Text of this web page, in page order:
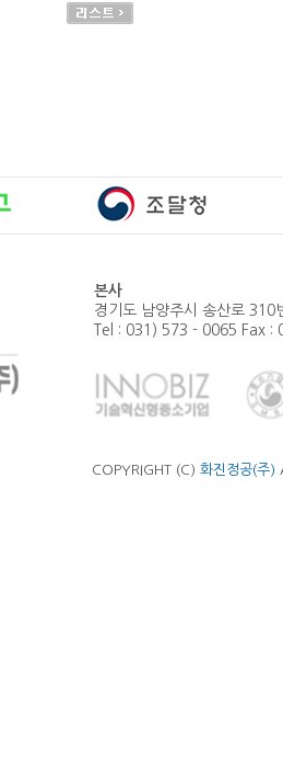
본사
경기도 남양주시 송산로 310
Tel : 031) 573 - 0065 Fax
COPYRIGHT (C)화진정공(주)